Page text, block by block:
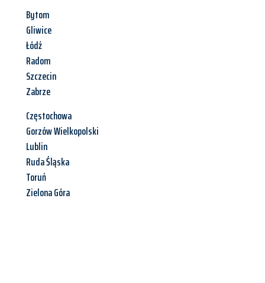
Bytom
Gliwice
Łódź
Radom
Szczecin
Zabrze
Częstochowa
Gorzów Wielkopolski
Lublin
Ruda Śląska
Toruń
Zielona Góra